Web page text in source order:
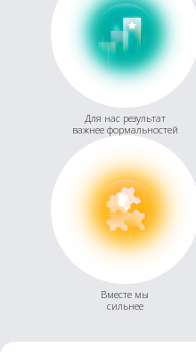
Для нас результат
важнее формальностей
Вместе мы
сильнее